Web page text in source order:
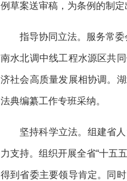
例草案送审稿，为条例的制定
指导协同立法。服务常
南水北调中线工程水源区共
济社会高质量发展相协调。
法典编纂工作专班采纳。
坚持科学立法。组建省
力支持。组织开展全省“十五
得到省委主要领导肯定。同